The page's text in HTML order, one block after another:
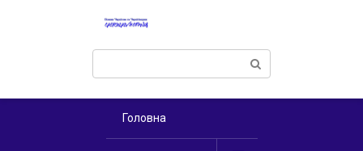
Поиск:
Головна